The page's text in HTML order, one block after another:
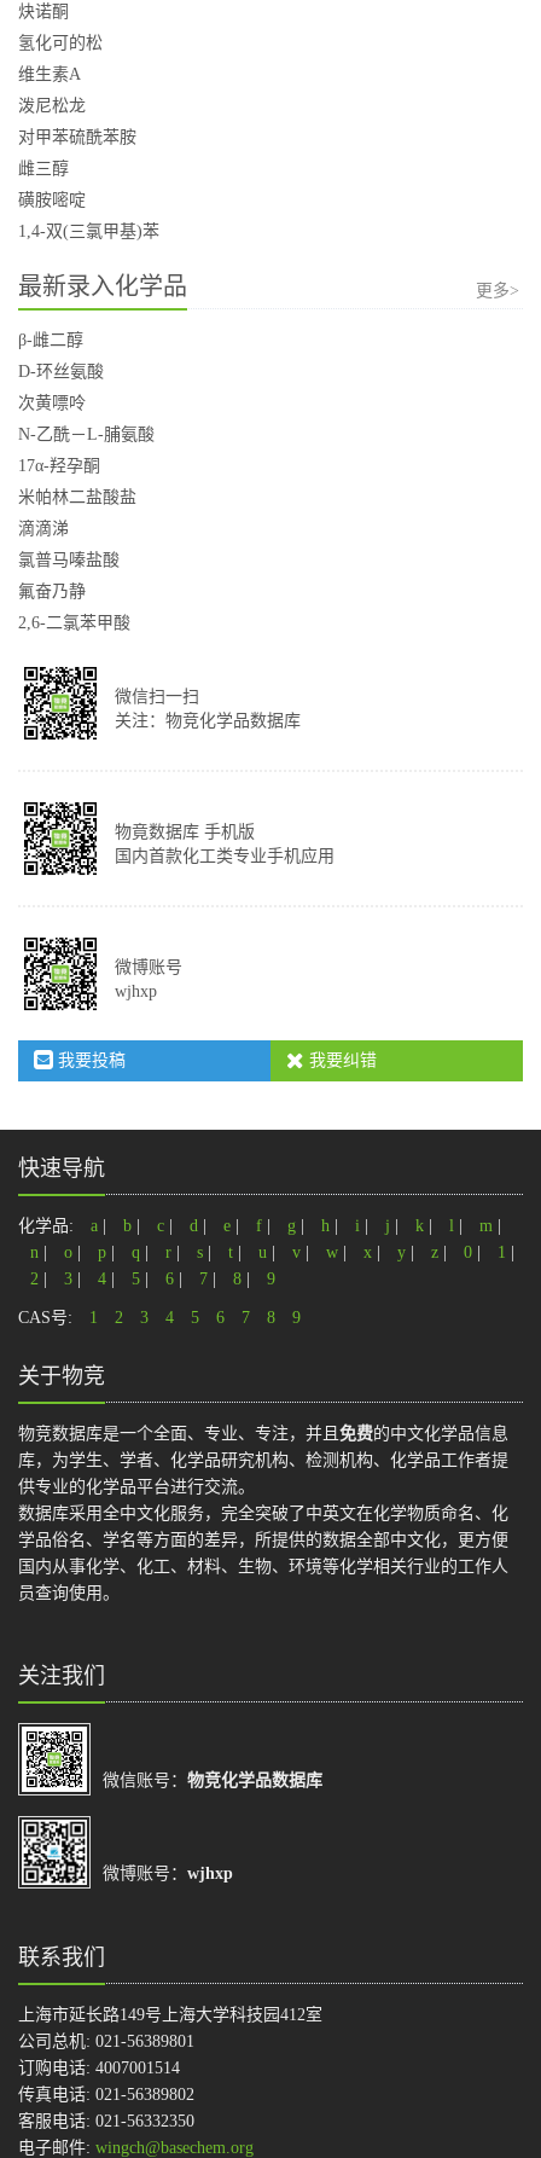
炔诺酮
氢化可的松
维生素A
泼尼松龙
对甲苯硫酰苯胺
雌三醇
磺胺嘧啶
1,4-双(三氯甲基)苯
最新录入化学品 更多>
β-雌二醇
D-环丝氨酸
次黄嘌呤
N-乙酰－L-脯氨酸
17α-羟孕酮
米帕林二盐酸盐
滴滴涕
氯普马嗪盐酸
氟奋乃静
2,6-二氯苯甲酸
微信扫一扫
关注：物竞化学品数据库
物竟数据库 手机版
国内首款化工类专业手机应用
微博账号
wjhxp
我要投稿 我要纠错
快速导航
化学品: a | b | c | d | e | f | g | h | i | j | k | l | m |
n | o | p | q | r | s | t | u | v | w | x | y | z | 0 | 1 |
2 | 3 | 4 | 5 | 6 | 7 | 8 | 9
CAS号: 1 2 3 4 5 6 7 8 9
关于物竞
物竞数据库是一个全面、专业、专注，并且 免费的中文化学品信息
库，为学生、学者、化学品研究机构、检测机构、化学品工作者提
供专业的化学品平台进行交流。
数据库采用全中文化服务，完全突破了中英文在化学物质命名、化
学品俗名、学名等方面的差异，所提供的数据全部中文化，更方便
国内从事化学、化工、材料、生物、环境等化学相关行业的工作人
员查询使用。
关注我们
微信账号： 物竞化学品数据库
微博账号： wjhxp
联系我们
上海市延长路149号上海大学科技园412室
公司总机: 021-56389801
订购电话: 4007001514
传真电话: 021-56389802
客服电话: 021-56332350
电子邮件: wingch@basechem.org